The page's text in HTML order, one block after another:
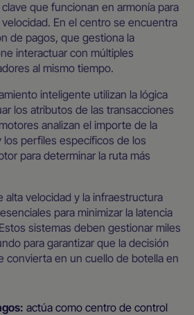
que funcionan en armonía para
En el centro se encuentra
de pagos, que gestiona la
interactuar con múltiples
al mismo tiempo.
inteligente utilizan la lógica
los atributos de las transacciones
analizan el importe de la
los perfiles específicos de los
para determinar la ruta más
alta velocidad y la infraestructura
para minimizar la latencia
sistemas deben gestionar miles
para garantizar que la decisión
convierta en un cuello de botella en
actúa como centro de control